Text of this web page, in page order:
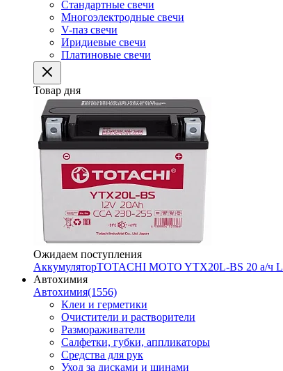
Стандартные свечи
Многоэлектродные свечи
V-паз свечи
Иридиевые свечи
Платиновые свечи
Товар дня
Ожидаем поступления
АккумуляторTOTACHI MOTO YTX20L-BS 20 а/ч L
Автохимия
Автохимия(1556)
Клеи и герметики
Очистители и растворители
Размораживатели
Салфетки, губки, аппликаторы
Средства для рук
Уход за дисками и шинами